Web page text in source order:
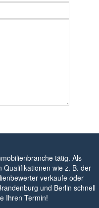
tätig. Als
Qualifikationen wie z. B. der
verkaufe oder
und Berlin schnell
Ihren Termin!